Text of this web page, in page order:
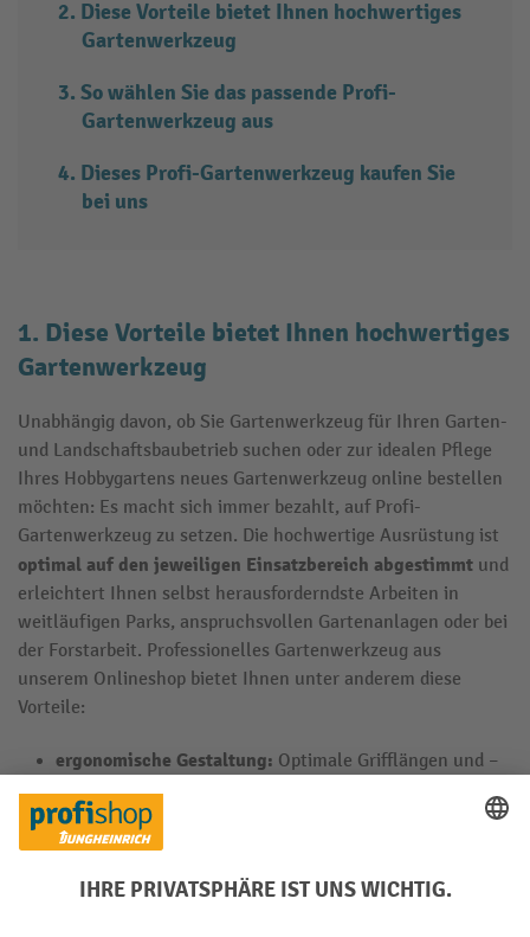
Diese Vorteile bietet Ihnen hochwertiges
Gartenwerkzeug
So wählen Sie das passende Profi-
Gartenwerkzeug aus
Dieses Profi-Gartenwerkzeug kaufen Sie
bei uns
1. Diese Vorteile bietet Ihnen hochwertiges
Gartenwerkzeug
Unabhängig davon, ob Sie Gartenwerkzeug für Ihren Garten-
und Landschaftsbaubetrieb suchen oder zur idealen Pflege
Ihres Hobbygartens neues Gartenwerkzeug online bestellen
möchten: Es macht sich immer bezahlt, auf Profi-
Gartenwerkzeug zu setzen. Die hochwertige Ausrüstung ist
optimal auf den jeweiligen Einsatzbereich abgestimmt und
erleichtert Ihnen selbst herausforderndste Arbeiten in
weitläufigen Parks, anspruchsvollen Gartenanlagen oder bei
der Forstarbeit. Professionelles Gartenwerkzeug aus
unserem Onlineshop bietet Ihnen unter anderem diese
Vorteile:
ergonomische Gestaltung: Optimale Grifflängen und –
formen ermöglichen Ihnen rückenschonendes und
ermüdungsfreies Arbeiten.
Robustheit und Langlebigkeit:
hochwertigen Materialien und witterungsbeständigen
Spezialbeschichtungen stellt sicher, dass Sie möglichst